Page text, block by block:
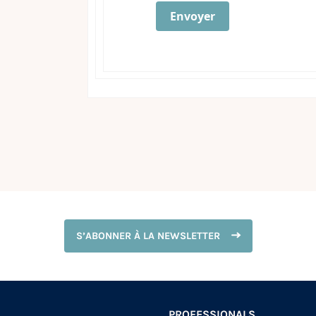
Envoyer
S’ABONNER À LA NEWSLETTER